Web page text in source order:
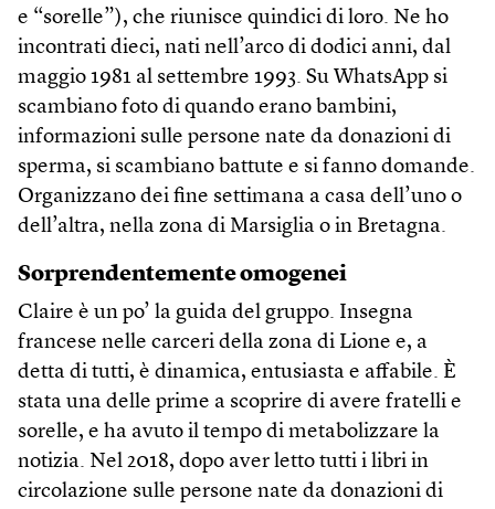
e “sorelle”), che riunisce quindici di loro. Ne ho
incontrati dieci, nati nell’arco di dodici anni, dal
maggio 1981 al settembre 1993. Su WhatsApp si
scambiano foto di quando erano bambini,
informazioni sulle persone nate da donazioni di
sperma, si scambiano battute e si fanno domande.
Organizzano dei fine settimana a casa dell’uno o
dell’altra, nella zona di Marsiglia o in Bretagna.
Sorprendentemente omogenei
Claire è un po’ la guida del gruppo. Insegna
francese nelle carceri della zona di Lione e, a
detta di tutti, è dinamica, entusiasta e affabile. È
stata una delle prime a scoprire di avere fratelli e
sorelle, e ha avuto il tempo di metabolizzare la
notizia. Nel 2018, dopo aver letto tutti i libri in
circolazione sulle persone nate da donazioni di